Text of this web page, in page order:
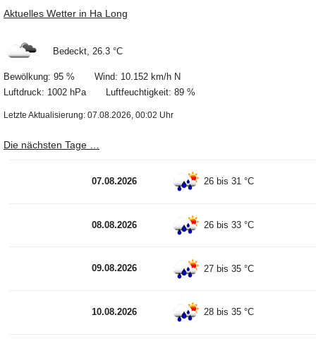
Aktuelles Wetter in Ha Long
Bedeckt, 26.3 °C
Bewölkung: 95 % Wind: 10.152 km/h N
Luftdruck: 1002 hPa Luftfeuchtigkeit: 89 %
Letzte Aktualisierung: 07.08.2026, 00:02 Uhr
Die nächsten Tage …
07.08.2026 26 bis 31 °C
08.08.2026 26 bis 33 °C
09.08.2026 27 bis 35 °C
10.08.2026 28 bis 35 °C